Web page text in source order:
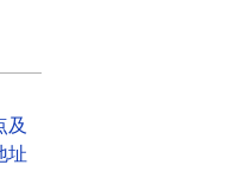
及
址